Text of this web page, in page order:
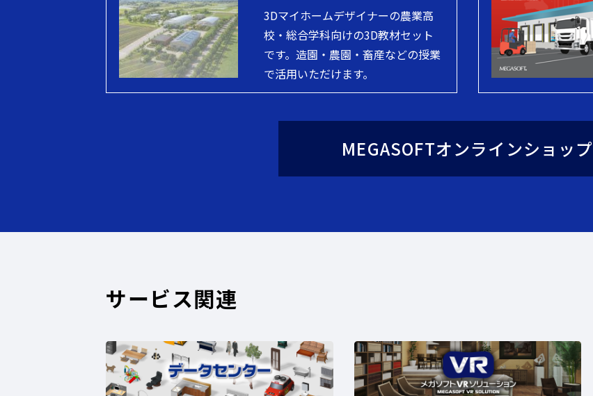
3Dマイホームデザイナーの農業高
校・総合学科向けの3D教材セット
です。造園・農園・畜産などの授業
で活用いただけます。
MEGASOFTオンラインショップ
サービス関連